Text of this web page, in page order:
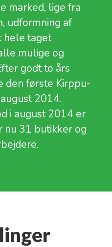
marked, lige fra
udformning af
hele taget
mulige og
godt to års
den første Kirppu-
2014.
i august 2014 er
nu 31 butikker og